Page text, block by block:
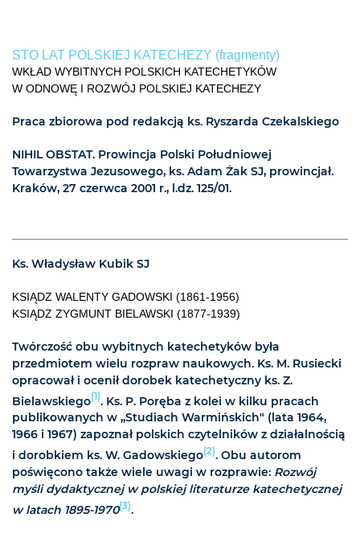
STO LAT POLSKIEJ KATECHEZY (fragmenty)
WKŁAD WYBITNYCH POLSKICH KATECHETYKÓW
W ODNOWĘ I ROZWÓJ POLSKIEJ KATECHEZY
Praca zbiorowa pod redakcją ks. Ryszarda Czekalskiego
NIHIL OBSTAT. Prowincja Polski Południowej
Towarzystwa Jezusowego, ks. Adam Żak SJ, prowincjał.
Kraków, 27 czerwca 2001 r., l.dz. 125/01.
Ks. Władysław Kubik SJ
KSIĄDZ WALENTY GADOWSKI (1861-1956)
KSIĄDZ ZYGMUNT BIELAWSKI (1877-1939)
Twórczość obu wybitnych katechetyków była
przedmiotem wielu rozpraw naukowych. Ks. M. Rusiecki
opracował i ocenił dorobek katechetyczny ks. Z.
Bielawskiego(1). Ks. P. Poręba z kolei w kilku pracach
publikowanych w „Studiach Warmińskich" (lata 1964,
1966 i 1967) zapoznał polskich czytelników z działalnością
i dorobkiem ks. W. Gadowskiego(2). Obu autorom
poświęcono także wiele uwagi w rozprawie: Rozwój
myśli dydaktycznej w polskiej literaturze katechetycznej
w latach 1895-1970(3).